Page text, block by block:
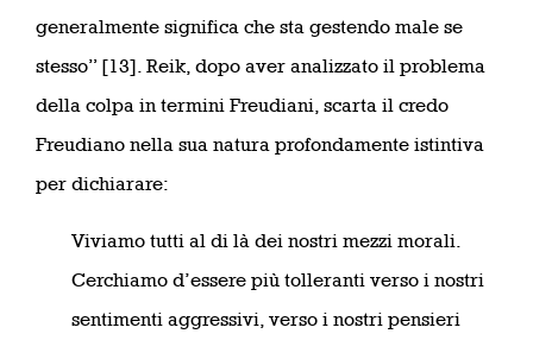
generalmente significa che sta gestendo male se
stesso” [13]. Reik, dopo aver analizzato il problema
della colpa in termini Freudiani, scarta il credo
Freudiano nella sua natura profondamente istintiva
per dichiarare:
Viviamo tutti al di là dei nostri mezzi morali.
Cerchiamo d’essere più tolleranti verso i nostri
sentimenti aggressivi, verso i nostri pensieri